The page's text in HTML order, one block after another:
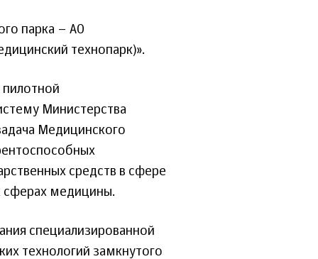
парка – АО
технопарк)».
Министерства
Медицинского
средств в сфере
сферах медицины.
специализированной
технологий замкнутого